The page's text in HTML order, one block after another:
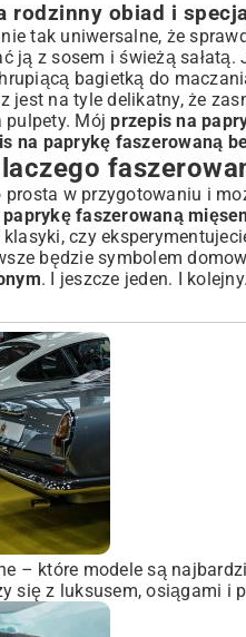
rodzinny obiad i
tak uniwersalne, że
ją z sosem i świeżą
bagietką do
jest na tyle delikatny, że
pulpety. Mójprzepis na
na paprykę faszerowaną
prosta w przygotowaniu i
faszerowaną
czy
będzie symbolem
. I jeszcze jeden. I
– które modele są
się z luksusem, osiągami i